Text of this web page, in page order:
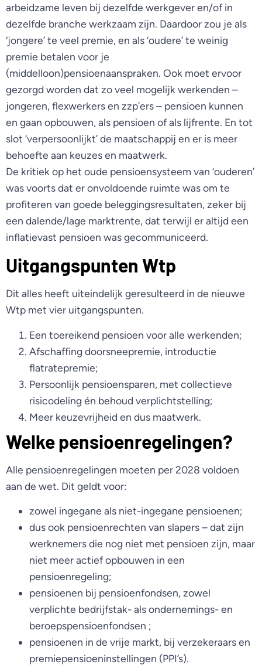
arbeidzame leven bij dezelfde werkgever en/of in
dezelfde branche werkzaam zijn. Daardoor zou je als
‘jongere’ te veel premie, en als ‘oudere’ te weinig
premie betalen voor je
(middelloon)pensioenaanspraken. Ook moet ervoor
gezorgd worden dat zo veel mogelijk werkenden –
jongeren, flexwerkers en zzp’ers – pensioen kunnen
en gaan opbouwen, als pensioen of als lijfrente. En tot
slot ‘verpersoonlijkt’ de maatschappij en er is meer
behoefte aan keuzes en maatwerk.
De kritiek op het oude pensioensysteem van ‘ouderen’
was voorts dat er onvoldoende ruimte was om te
profiteren van goede beleggingsresultaten, zeker bij
een dalende/lage marktrente, dat terwijl er altijd een
inflatievast pensioen was gecommuniceerd.
Uitgangspunten Wtp
Dit alles heeft uiteindelijk geresulteerd in de nieuwe
Wtp met vier uitgangspunten.
Een toereikend pensioen voor alle werkenden;
Afschaffing doorsneepremie, introductie
flatratepremie;
Persoonlijk pensioensparen, met collectieve
risicodeling én behoud verplichtstelling;
Meer keuzevrijheid en dus maatwerk.
Welke pensioenregelingen?
Alle pensioenregelingen moeten per 2028 voldoen
aan de wet. Dit geldt voor:
zowel ingegane als niet-ingegane pensioenen;
dus ook pensioenrechten van slapers – dat zijn
werknemers die nog niet met pensioen zijn, maar
niet meer actief opbouwen in een
pensioenregeling;
pensioenen bij pensioenfondsen, zowel
verplichte bedrijfstak- als ondernemings- en
beroepspensioenfondsen ;
pensioenen in de vrije markt, bij verzekeraars en
premiepensioeninstellingen (PPI’s).